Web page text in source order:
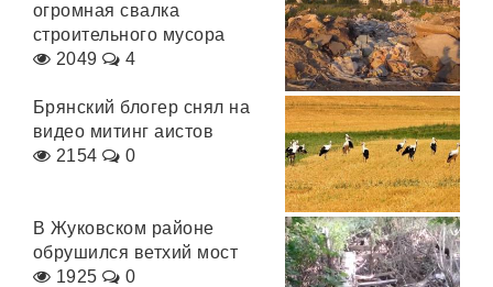
огромная свалка
строительного мусора
2049
4
Брянский блогер снял на
видео митинг аистов
2154
0
В Жуковском районе
обрушился ветхий мост
1925
0